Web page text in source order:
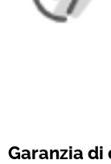
Garanzia